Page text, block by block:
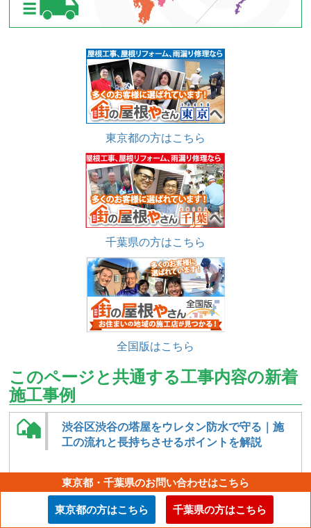
東京都の方はこちら
千葉県の方はこちら
全国版はこちら
このページと共通する工事内容の新着
施工事例
渋谷区渋谷の塔屋をウレタン防水で守る｜施
工の流れと長持ちさせるポイントを解説
東京都・千葉県のお問い合わせはこちら
東京都の方はこちら 千葉県の方はこちら